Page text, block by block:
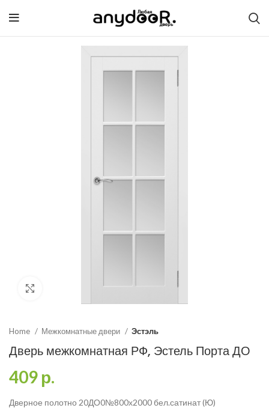
Home Межкомнатные двери Эстэль
Дверь межкомнатная РФ, Эстель Порта ДО
409р.
Дверное полотно 20ДО0№800х2000 бел.сатинат (Ю)